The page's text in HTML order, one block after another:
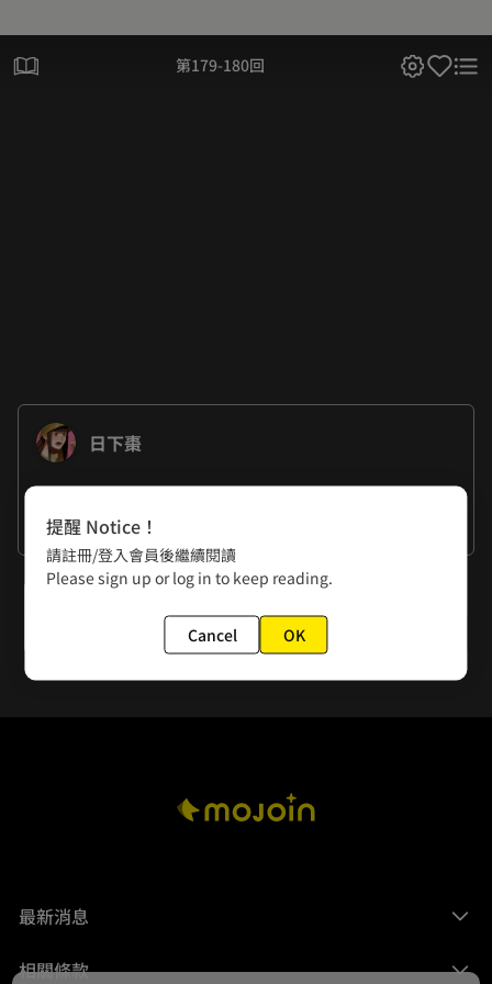
第179-180回
日下棗
今年的目標不再熬夜！辦得到嗎⋯⋯
下一話
第181-182回
最新消息
相關條款
提醒 Notice！
請註冊/登入會員後繼續閱讀
Please sign up or log in to keep reading.
Cancel OK